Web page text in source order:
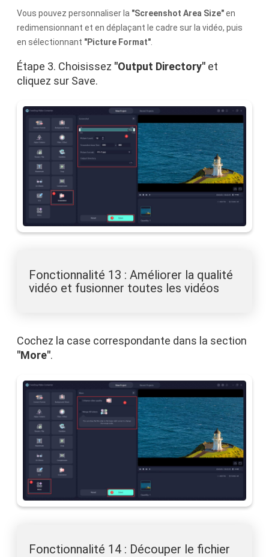
Vous pouvez personnaliser la "Screenshot Area Size"en
redimensionnant et en déplaçant le cadre sur la vidéo, puis
en sélectionnant "Picture Format".
Étape 3. Choisissez "Output Directory" et
cliquez sur Save.
Fonctionnalité 13 : Améliorer la qualité
vidéo et fusionner toutes les vidéos
Cochez la case correspondante dans la section
"More".
Fonctionnalité 14 : Découper le fichier